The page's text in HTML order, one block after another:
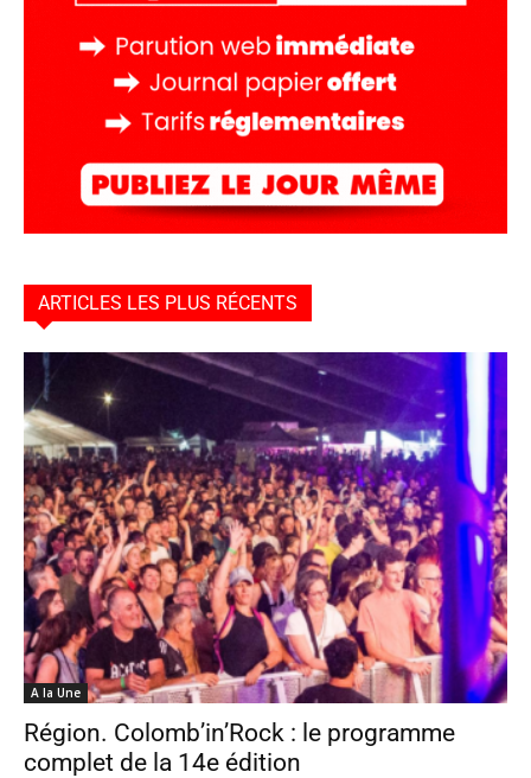
ARTICLES LES PLUS RÉCENTS
A la Une
Région. Colomb’in’Rock : le programme
complet de la 14e édition